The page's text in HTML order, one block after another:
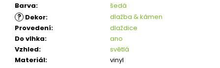
Barva: šedá
? Dekor:
dlažba & kámen
Provedení:
dlaždice
Do vlhka:
ano
Vzhled:
světlá
Materiál:
vinyl